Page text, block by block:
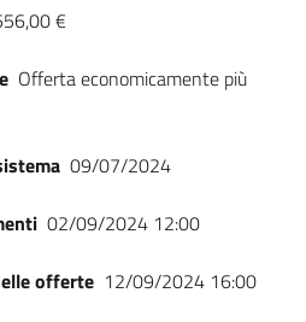
€
Offerta economicamente più
09/07/2024
02/09/2024 12:00
offerte 12/09/2024 16:00